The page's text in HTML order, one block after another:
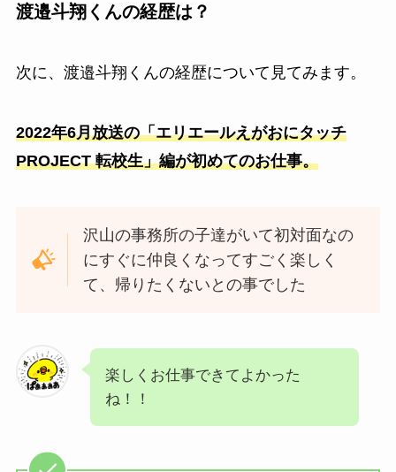
渡邉斗翔くんの経歴は？
次に、 渡邉斗翔くんの経歴について見てみます。
2022年6月放送の「エリエールえがおにタッチ
PROJECT 転校生」編が初めてのお仕事。
沢山の事務所の子達がいて初対面なの
にすぐに仲良くなってすごく楽しく
て、帰りたくないとの事でした
楽しくお仕事できてよかった
ね！！